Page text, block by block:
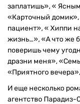
заплатишь», «
«Карточный
пациент», « Хиппи
жизнь…», «А что же
поверишь чему
дразни меня»,
«Приятного
И еще несколько
агентство